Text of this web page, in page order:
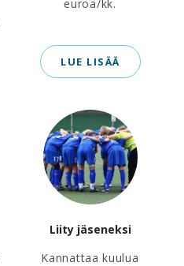
euroa/kk.
LUE LISÄÄ
Liity jäseneksi
Kannattaa kuulua